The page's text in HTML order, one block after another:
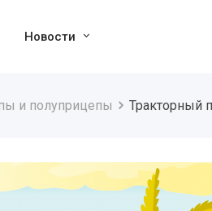
Новости
и полуприцепы Тракторный